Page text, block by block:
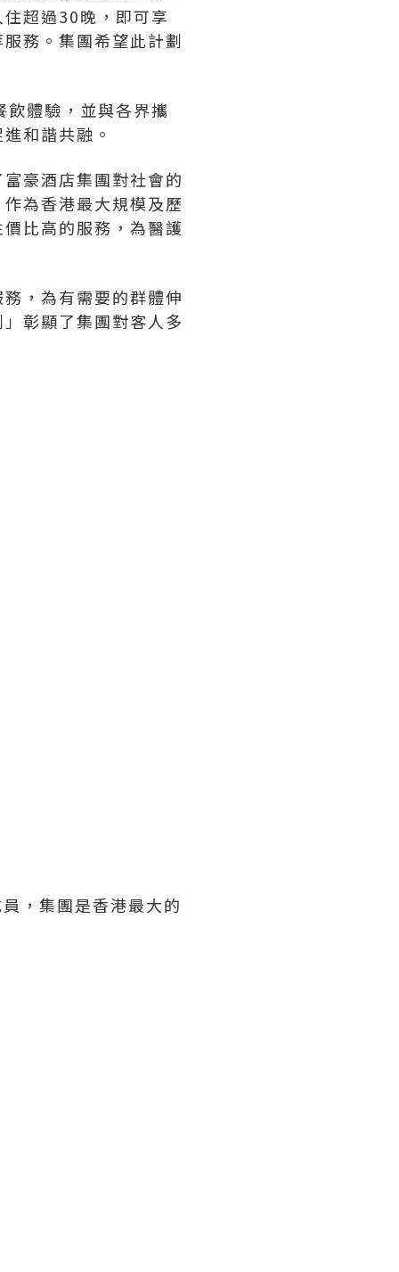
超過30晚，即可享
務。集團希望此計劃
體驗，並與各界攜
和諧共融。
豪酒店集團對社會的
為香港最大規模及歷
比高的服務，為醫護
，為有需要的群體伸
彰顯了集團對客人多
，集團是香港最大的